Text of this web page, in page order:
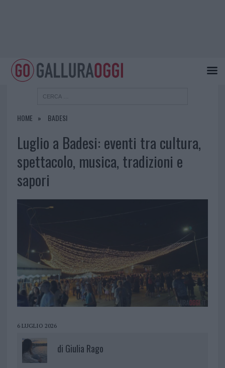
HOME BADESI
Luglio a Badesi: eventi tra cultura,
spettacolo, musica, tradizioni e
sapori
6 LUGLIO 2026
di Giulia Rago